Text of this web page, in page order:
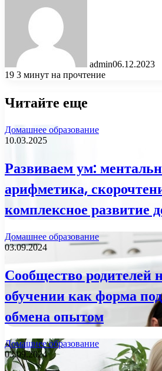
admin06.12.2023
19 3 минут на прочтение
Читайте еще
Домашнее образование
10.03.2025
Развиваем ум:
арифметика,
комплексное развитие
Домашнее образование
03.09.2024
Сообщество родителей
обучении как форма
обмена опытом
Домашнее образование
03.09.2024